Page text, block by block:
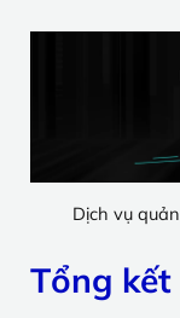
Dịch vụ
Tổng kết